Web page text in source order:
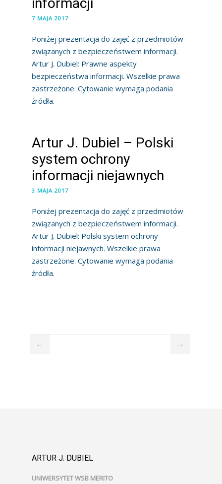
7 MAJA 2017
Poniżej prezentacja do zajęć z przedmiotów
związanych z bezpieczeństwem informacji.
Artur J. Dubiel: Prawne aspekty
bezpieczeństwa informacji. Wszelkie prawa
zastrzeżone. Cytowanie wymaga podania
źródła.
Artur J. Dubiel – Polski
system ochrony
informacji niejawnych
3 MAJA 2017
Poniżej prezentacja do zajęć z przedmiotów
związanych z bezpieczeństwem informacji.
Artur J. Dubiel: Polski system ochrony
informacji niejawnych. Wszelkie prawa
zastrzeżone. Cytowanie wymaga podania
źródła.
← →
ARTUR J. DUBIEL
UNIWERSYTET WSB MERITO